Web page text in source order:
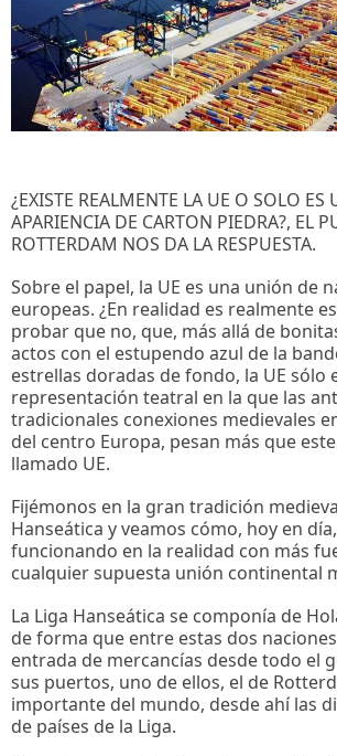
¿EXISTE REALMENTE LA UE O SOLO ES
APARIENCIA DE CARTON PIEDRA?, EL
ROTTERDAM NOS DA LA RESPUESTA.
Sobre el papel, la UE es una unión de
europeas. ¿En realidad es realmente
probar que no, que, más allá de
actos con el estupendo azul de la
estrellas doradas de fondo, la UE sólo
representación teatral en la que las
tradicionales conexiones medievales
del centro Europa, pesan más que
llamado UE.
Fijémonos en la gran tradición
Hanseática y veamos cómo, hoy en
funcionando en la realidad con más
cualquier supuesta unión continental
La Liga Hanseática se componía de
de forma que entre estas dos
entrada de mercancías desde todo el
sus puertos, uno de ellos, el de
importante del mundo, desde ahí las
de países de la Liga.